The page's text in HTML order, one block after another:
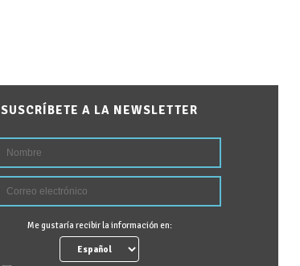
SUSCRÍBETE A LA NEWSLETTER
Me gustaría recibir la información en: